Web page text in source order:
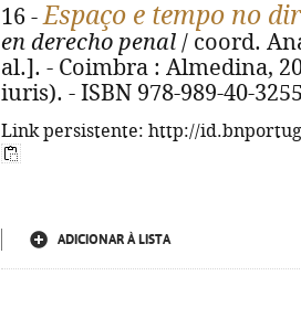
16 -Espaço e tempo no
en derecho penal / coord.
al.]. - Coimbra : Almedina,
iuris). - ISBN 978-989-40-
Link persistente: http://
ADICIONAR À LISTA